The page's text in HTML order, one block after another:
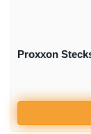
Proxxon